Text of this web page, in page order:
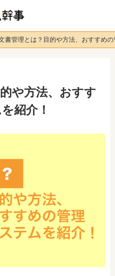
書管理とは？目的や方法、おすすめ
や方法、おすす
紹介！